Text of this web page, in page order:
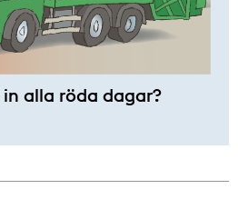
alla röda dagar?